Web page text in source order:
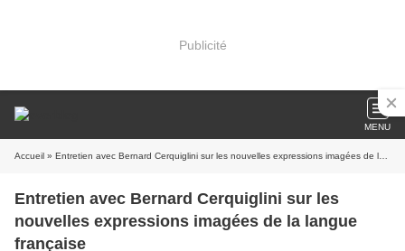
Publicité
MENU
Accueil » Entretien avec Bernard Cerquiglini sur les nouvelles expressions imagées de la langue française
Entretien avec Bernard Cerquiglini sur les
nouvelles expressions imagées de la langue
française